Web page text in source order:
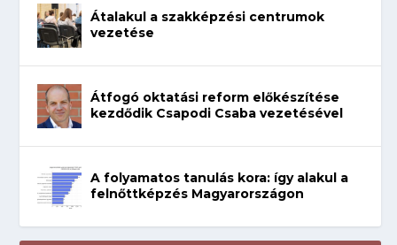
Átalakul a szakképzési centrumok
vezetése
Átfogó oktatási reform előkészítése
kezdődik Csapodi Csaba vezetésével
A folyamatos tanulás kora: így alakul a
felnőttképzés Magyarországon